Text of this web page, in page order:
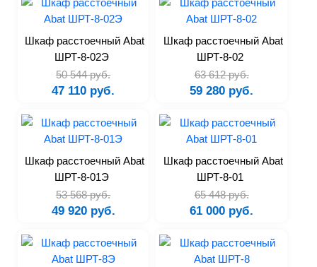
Пароконвектоматы
Печи
Печи для пиццы
Расстоечные шкафы
Сковороды
Плиты
Аппараты для sous-vide
Аппараты для варки
Вентиляционные зонты
Жарочные шкафы
Линия раздачи
Котлы пищеварочные
Печи на твердом топливе
Шкаф расстоечный Abat
ШРТ-8-02Э
50 544 руб.
47 110 руб.
Шкаф расстоечный Abat
ШРТ-8-02
63 612 руб.
59 280 руб.
Шкаф расстоечный Abat
ШРТ-8-01Э
53 568 руб.
49 920 руб.
Шкаф расстоечный Abat
ШРТ-8-01
65 448 руб.
61 000 руб.